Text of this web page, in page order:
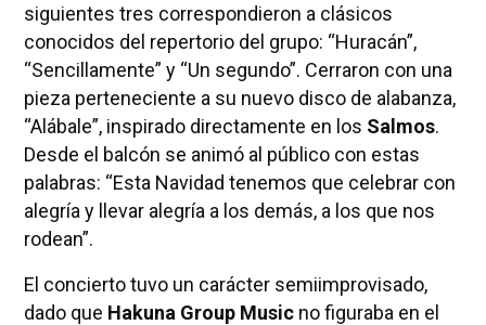
siguientes tres correspondieron a clásicos
conocidos del repertorio del grupo: “Huracán”,
“Sencillamente” y “Un segundo”. Cerraron con una
pieza perteneciente a su nuevo disco de alabanza,
“Alábale”, inspirado directamente en los Salmos.
Desde el balcón se animó al público con estas
palabras: “Esta Navidad tenemos que celebrar con
alegría y llevar alegría a los demás, a los que nos
rodean”.
El concierto tuvo un carácter semiimprovisado,
dado que Hakuna Group Musicno figuraba en el